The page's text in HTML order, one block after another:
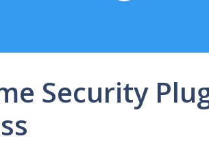
Security